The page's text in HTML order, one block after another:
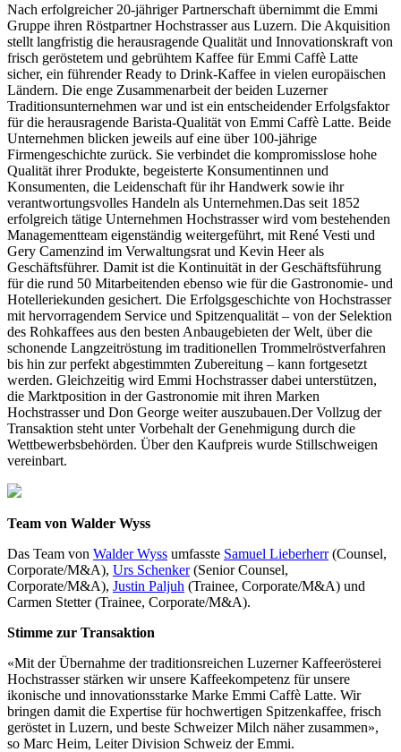
Nach erfolgreicher 20-jähriger Partnerschaft übernimmt die Emmi
Gruppe ihren Röstpartner Hochstrasser aus Luzern. Die Akquisition
stellt langfristig die herausragende Qualität und Innovationskraft von
frisch geröstetem und gebrühtem Kaffee für Emmi Caffè Latte
sicher, ein führender Ready to Drink-Kaffee in vielen europäischen
Ländern. Die enge Zusammenarbeit der beiden Luzerner
Traditionsunternehmen war und ist ein entscheidender Erfolgsfaktor
für die herausragende Barista-Qualität von Emmi Caffè Latte. Beide
Unternehmen blicken jeweils auf eine über 100-jährige
Firmengeschichte zurück. Sie verbindet die kompromisslose hohe
Qualität ihrer Produkte, begeisterte Konsumentinnen und
Konsumenten, die Leidenschaft für ihr Handwerk sowie ihr
verantwortungsvolles Handeln als Unternehmen.Das seit 1852
erfolgreich tätige Unternehmen Hochstrasser wird vom bestehenden
Managementteam eigenständig weitergeführt, mit René Vesti und
Gery Camenzind im Verwaltungsrat und Kevin Heer als
Geschäftsführer. Damit ist die Kontinuität in der Geschäftsführung
für die rund 50 Mitarbeitenden ebenso wie für die Gastronomie- und
Hotelleriekunden gesichert. Die Erfolgsgeschichte von Hochstrasser
mit hervorragendem Service und Spitzenqualität – von der Selektion
des Rohkaffees aus den besten Anbaugebieten der Welt, über die
schonende Langzeitröstung im traditionellen Trommelröstverfahren
bis hin zur perfekt abgestimmten Zubereitung – kann fortgesetzt
werden. Gleichzeitig wird Emmi Hochstrasser dabei unterstützen,
die Marktposition in der Gastronomie mit ihren Marken
Hochstrasser und Don George weiter auszubauen.Der Vollzug der
Transaktion steht unter Vorbehalt der Genehmigung durch die
Wettbewerbsbehörden. Über den Kaufpreis wurde Stillschweigen
vereinbart.
Team von Walder Wyss
Das Team von Walder Wyss umfasste Samuel Lieberherr(Counsel,
Corporate/M&A), Urs Schenker(Senior Counsel,
Corporate/M&A), Justin Paljuh (Trainee, Corporate/M&A) und
Carmen Stetter (Trainee, Corporate/M&A).
Stimme zur Transaktion
«Mit der Übernahme der traditionsreichen Luzerner Kaffeerösterei
Hochstrasser stärken wir unsere Kaffeekompetenz für unsere
ikonische und innovationsstarke Marke Emmi Caffè Latte. Wir
bringen damit die Expertise für hochwertigen Spitzenkaffee, frisch
geröstet in Luzern, und beste Schweizer Milch näher zusammen»,
so Marc Heim, Leiter Division Schweiz der Emmi.